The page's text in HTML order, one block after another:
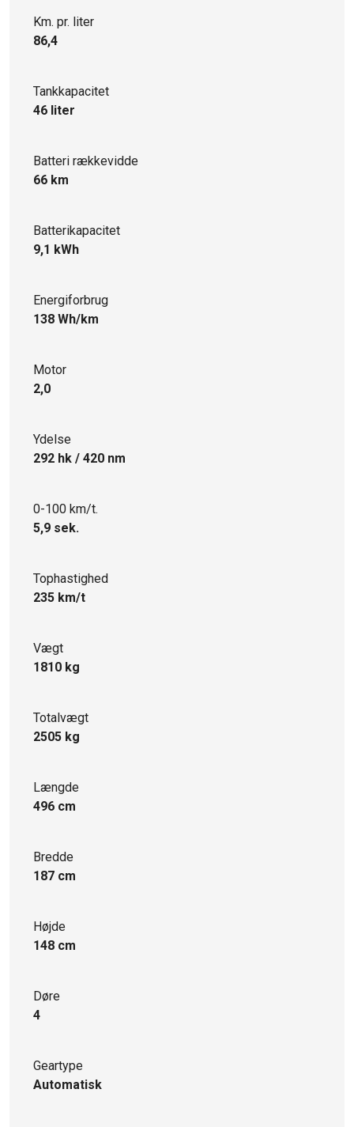
Km. pr. liter
86,4
Tankkapacitet
46 liter
Batteri rækkevidde
66 km
Batterikapacitet
9,1 kWh
Energiforbrug
138 Wh/km
Motor
2,0
Ydelse
292 hk / 420 nm
0-100 km/t.
5,9 sek.
Tophastighed
235 km/t
Vægt
1810 kg
Totalvægt
2505 kg
Længde
496 cm
Bredde
187 cm
Højde
148 cm
Døre
4
Geartype
Automatisk